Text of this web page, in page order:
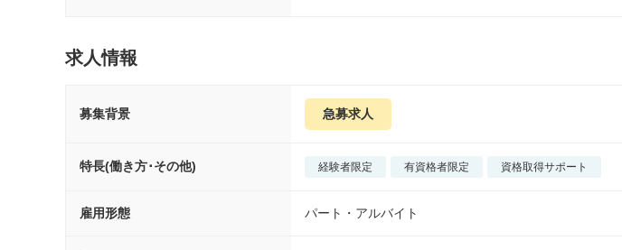
求人情報
募集背景 急募求人
特長(働き方･その他) 経験者限定 有資格者限定 資格取得サポート
雇用形態 パート・アルバイト